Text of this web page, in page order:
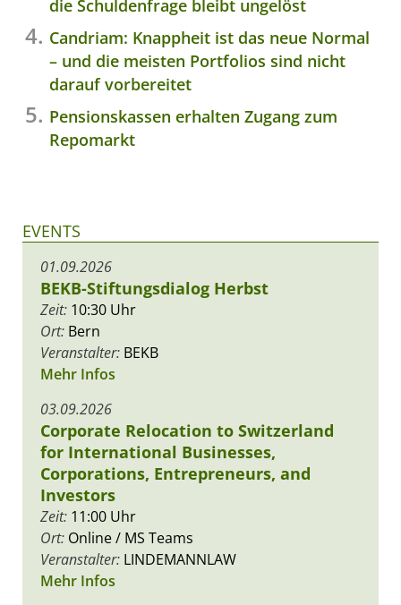
die Schuldenfrage bleibt ungelöst
Candriam: Knappheit ist das neue Normal
– und die meisten Portfolios sind nicht
darauf vorbereitet
Pensionskassen erhalten Zugang zum
Repomarkt
EVENTS
01.09.2026
BEKB-Stiftungsdialog Herbst
Zeit: 10:30 Uhr
Ort: Bern
Veranstalter: BEKB
Mehr Infos
03.09.2026
Corporate Relocation to Switzerland
for International Businesses,
Corporations, Entrepreneurs, and
Investors
Zeit: 11:00 Uhr
Ort: Online / MS Teams
Veranstalter: LINDEMANNLAW
Mehr Infos